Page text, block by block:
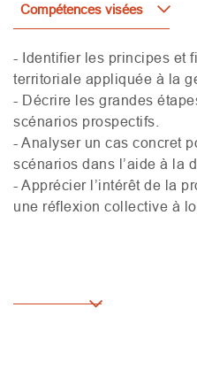
Compétences visées
- Identifier les principes et
territoriale appliquée à la
- Décrire les grandes
scénarios prospectifs.
- Analyser un cas concret
scénarios dans l’aide à la
- Apprécier l’intérêt de la
une réflexion collective à